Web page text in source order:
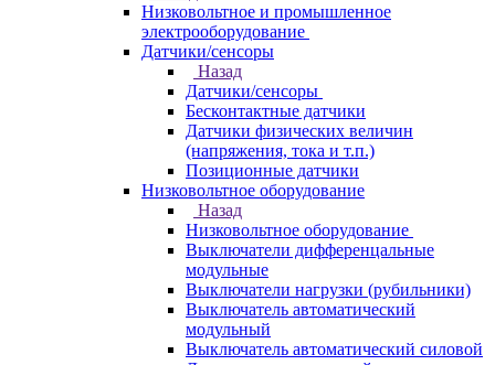
Низковольтное и промышленное
электрооборудование
Датчики/сенсоры
Назад
Датчики/сенсоры
Бесконтактные датчики
Датчики физических величин
(напряжения, тока и т.п.)
Позиционные датчики
Низковольтное оборудование
Назад
Низковольтное оборудование
Выключатели дифференцальные
модульные
Выключатели нагрузки (рубильники)
Выключатель автоматический
модульный
Выключатель автоматический силовой